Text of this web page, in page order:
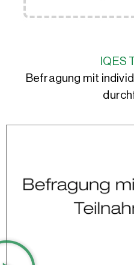
IQES
Befragung mit